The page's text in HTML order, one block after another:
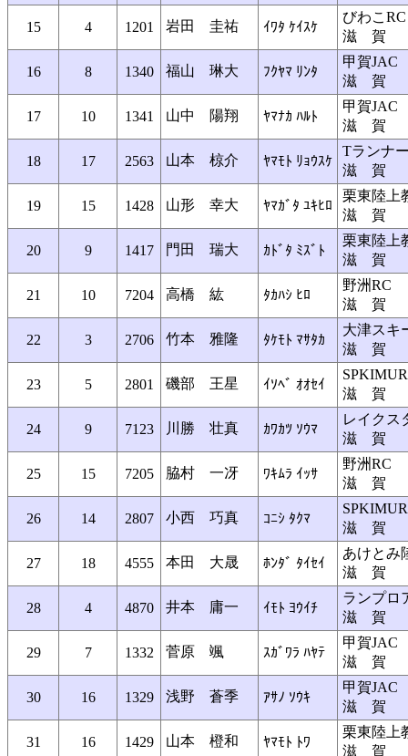
15 4 1201 岩田 圭祐 ｲﾜﾀ ｹｲｽｹ
びわこRC
滋 賀
16 8 1340 福山 琳大 ﾌｸﾔﾏ ﾘﾝﾀ
甲賀JAC
滋 賀
17 10 1341 山中 陽翔 ﾔﾏﾅｶ ﾊﾙﾄ
甲賀JAC
滋 賀
18 17 2563 山本 椋介 ﾔﾏﾓﾄ ﾘｮｳｽｹ
Tランナ
滋 賀
19 15 1428 山形 幸大 ﾔﾏｶﾞﾀ ﾕｷﾋﾛ
栗東陸上
滋 賀
20 9 1417 門田 瑞大 ｶﾄﾞﾀ ﾐｽﾞﾄ
栗東陸上
滋 賀
21 10 7204 高橋 紘 ﾀｶﾊｼ ﾋﾛ
野洲RC
滋 賀
22 3 2706 竹本 雅隆 ﾀｹﾓﾄ ﾏｻﾀｶ
大津スキ
滋 賀
23 5 2801 磯部 王星 ｲｿﾍﾞ ｵｵｾｲ
滋 賀
24 9 7123 川勝 壮真 ｶﾜｶﾂ ｿｳﾏ
レイクス
滋 賀
25 15 7205 脇村 一冴 ﾜｷﾑﾗ ｲｯｻ
野洲RC
滋 賀
26 14 2807 小西 巧真 ｺﾆｼ ﾀｸﾏ
滋 賀
27 18 4555 本田 大晟 ﾎﾝﾀﾞ ﾀｲｾｲ
あけとみ
滋 賀
28 4 4870 井本 庸一 ｲﾓﾄ ﾖｳｲﾁ
ランプロ
滋 賀
29 7 1332 菅原 颯 ｽｶﾞﾜﾗ ﾊﾔﾃ
甲賀JAC
滋 賀
30 16 1329 浅野 蒼季 ｱｻﾉ ｿｳｷ
甲賀JAC
滋 賀
31 16 1429 山本 橙和 ﾔﾏﾓﾄ ﾄﾜ
栗東陸上
滋 賀